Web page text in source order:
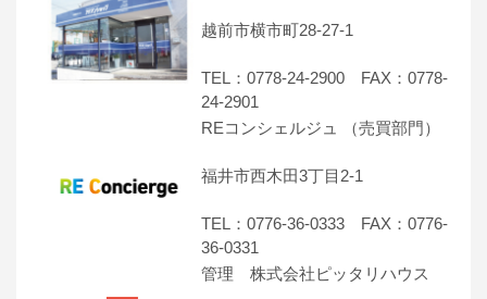
越前市横市町28-27-1
TEL：0778-24-2900 FAX：0778-
24-2901
REコンシェルジュ （売買部門）
福井市西木田3丁目2-1
TEL：0776-36-0333 FAX：0776-
36-0331
管理 株式会社ピッタリハウス